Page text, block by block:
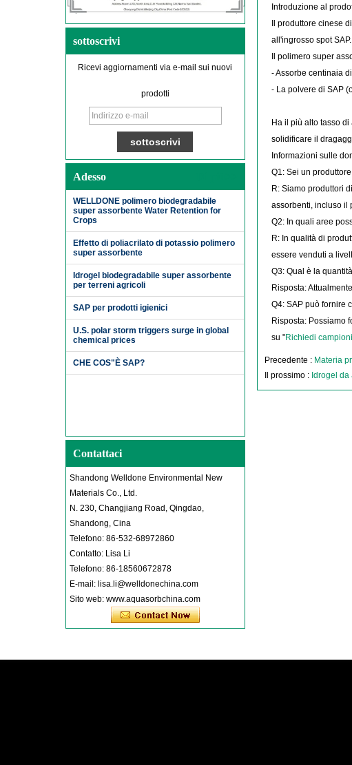
sottoscrivi
Ricevi aggiornamenti via e-mail sui nuovi
prodotti
Adesso
WELLDONE polimero biodegradabile
super assorbente Water Retention for
Crops
Effetto di poliacrilato di potassio polimero
super assorbente
Idrogel biodegradabile super assorbente
per terreni agricoli
SAP per prodotti igienici
U.S. polar storm triggers surge in global
chemical prices
CHE COS"È SAP?
Contattaci
Shandong Welldone Environmental New
Materials Co., Ltd.
N. 230, Changjiang Road, Qingdao,
Shandong, Cina
Telefono: 86-532-68972860
Contatto: Lisa Li
Telefono: 86-18560672878
E-mail: lisa.li@welldonechina.com
Sito web: www.aquasorbchina.com
Introduzione al
Il produttore cinese
all'ingrosso spot SAP.
Il polimero super
- Assorbe centinaia
- La polvere di SAP
Ha il più alto tasso
solidificare il
Informazioni sulle
Q1: Sei un
R: Siamo produttori
assorbenti, incluso il
Q2: In quali aree
R: In qualità di
essere venduti a
Q3: Qual è la
Risposta:
Q4: SAP può fornire
Risposta: Possiamo
su "Richiedi
Precedente : Materia
Il prossimo : Idrogel